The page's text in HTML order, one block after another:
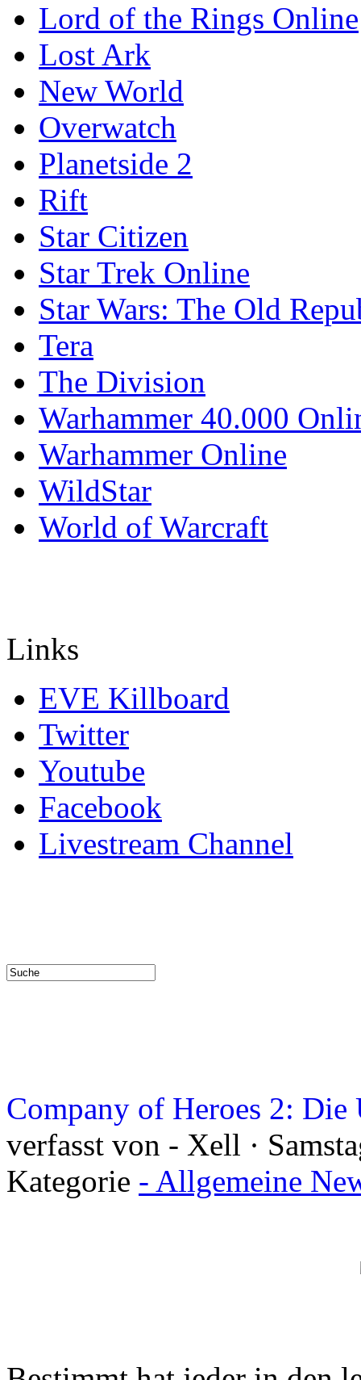
Lord of the Rings Online
Lost Ark
New World
Overwatch
Planetside 2
Rift
Star Citizen
Star Trek Online
Star Wars: The Old
Tera
The Division
Warhammer 40.000
Warhammer Online
WildStar
World of Warcraft
Links
EVE Killboard
Twitter
Youtube
Facebook
Livestream Channel
Company of Heroes 2:
verfasst von - Xell ·
Kategorie - Allgemeine